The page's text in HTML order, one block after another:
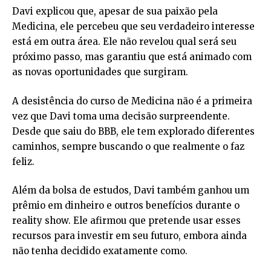
Davi explicou que, apesar de sua paixão pela
Medicina, ele percebeu que seu verdadeiro interesse
está em outra área. Ele não revelou qual será seu
próximo passo, mas garantiu que está animado com
as novas oportunidades que surgiram.
A desistência do curso de Medicina não é a primeira
vez que Davi toma uma decisão surpreendente.
Desde que saiu do BBB, ele tem explorado diferentes
caminhos, sempre buscando o que realmente o faz
feliz.
Além da bolsa de estudos, Davi também ganhou um
prêmio em dinheiro e outros benefícios durante o
reality show. Ele afirmou que pretende usar esses
recursos para investir em seu futuro, embora ainda
não tenha decidido exatamente como.